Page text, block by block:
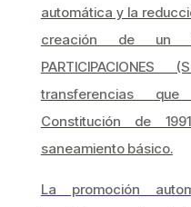
automática y la
creación de un
transferencias
Constitución de
saneamiento básico.
La promoción